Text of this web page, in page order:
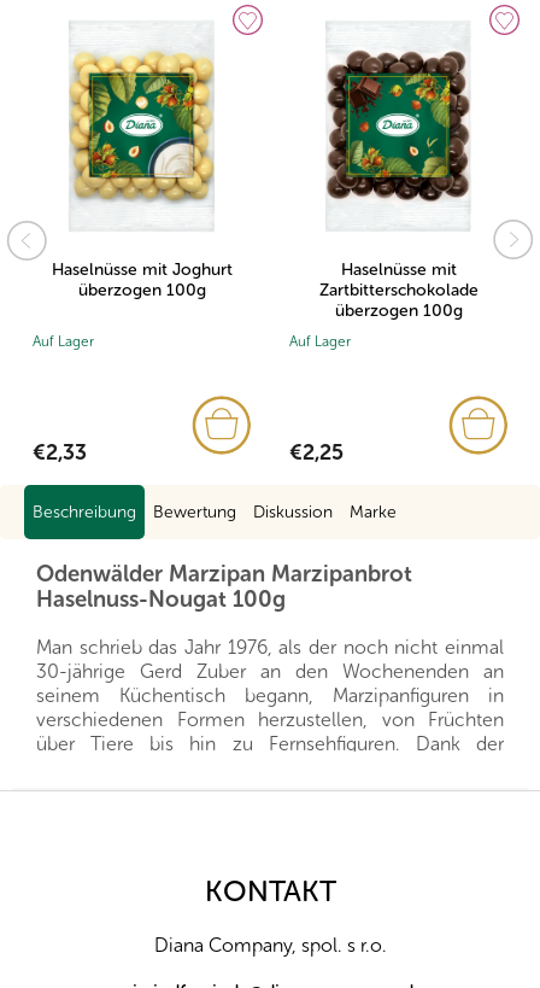
Haselnüsse mit Joghurt
überzogen 100g
Auf Lager
€2,33
Haselnüsse mit
Zartbitterschokolade
überzogen 100g
Auf Lager
€2,25
Beschreibung Bewertung Diskussion Marke
Odenwälder Marzipan Marzipanbrot
Haselnuss-Nougat 100g
Man schrieb das Jahr 1976, als der noch nicht einmal
30-jährige Gerd Zuber an den Wochenenden an
seinem Küchentisch begann, Marzipanfiguren in
verschiedenen Formen herzustellen, von Früchten
über Tiere bis hin zu Fernsehfiguren. Dank der
Marzipankunst schnell, und die Figuren wurden zu
seinen Waren so stark an, dass die
so machten sich Gerd und sein Schwiegervater daran,
die Maschinen umzubauen, deren Mechanismus sie
KONTAKT
Diana Company, spol. s r.o.